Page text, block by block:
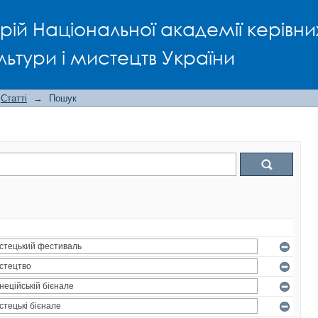
Національної академії
і мистецтв України
Статті → Пошук